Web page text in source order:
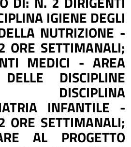
IGIENE DEGLI
NUTRIZIONE -
ORE SETTIMANALI;
MEDICI - AREA
DISCIPLINE
DISCIPLINA
INFANTILE -
ORE SETTIMANALI;
AL PROGETTO